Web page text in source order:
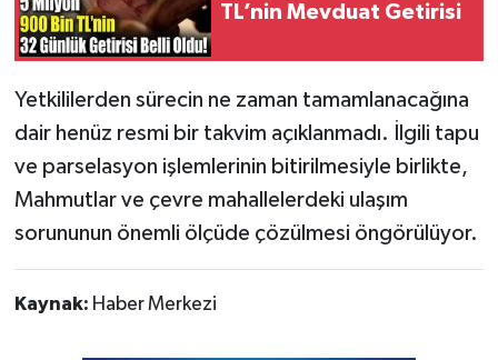
TL’nin Mevduat Getirisi
Yetkililerden sürecin ne zaman tamamlanacağına
dair henüz resmi bir takvim açıklanmadı. İlgili tapu
ve parselasyon işlemlerinin bitirilmesiyle birlikte,
Mahmutlar ve çevre mahallelerdeki ulaşım
sorununun önemli ölçüde çözülmesi öngörülüyor.
Kaynak: Haber Merkezi